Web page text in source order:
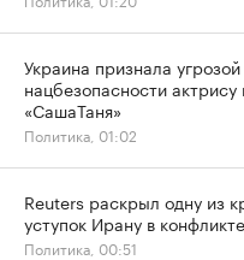
Украина признала угрозой
нацбезопасности актрису
«СашаТаня»
Политика, 01:02
Reuters раскрыл одну из
уступок Ирану в
Политика, 00:51